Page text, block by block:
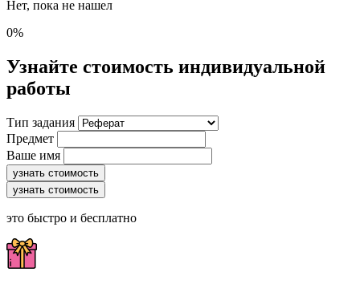
Нет, пока не нашел
0%
Узнайте стоимость индивидуальной
работы
Тип задания
Предмет
Ваше имя
узнать стоимость
узнать стоимость
это быстро и бесплатно